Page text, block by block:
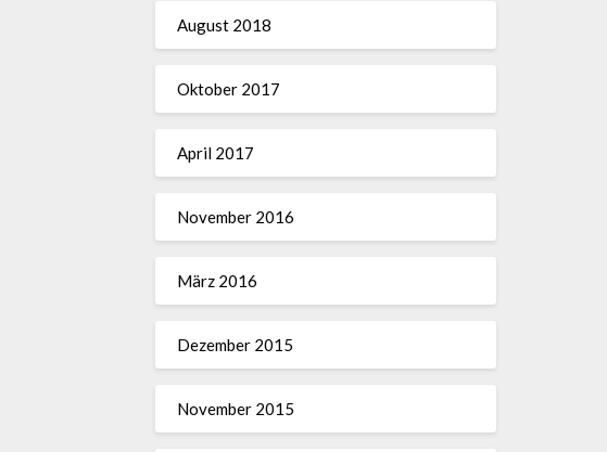
August 2018
Oktober 2017
April 2017
November 2016
März 2016
Dezember 2015
November 2015